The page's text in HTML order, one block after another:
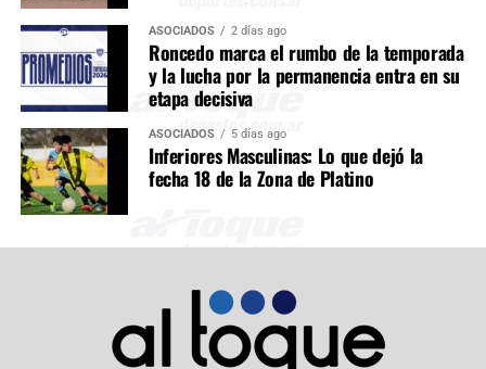
ASOCIADOS 2 días ago
Roncedo marca el rumbo de la temporada
y la lucha por la permanencia entra en su
etapa decisiva
ASOCIADOS 5 días ago
Inferiores Masculinas: Lo que dejó la
fecha 18 de la Zona de Platino